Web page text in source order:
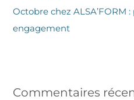
Octobre chez ALSA’FORM
engagement
Commentaires